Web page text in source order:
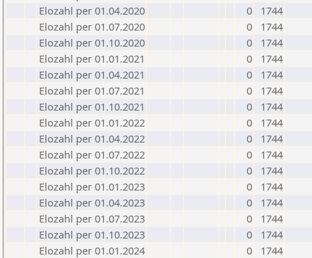
Elozahl per 01.04.2020
0
1744
Elozahl per 01.07.2020
0
1744
Elozahl per 01.10.2020
0
1744
Elozahl per 01.01.2021
0
1744
Elozahl per 01.04.2021
0
1744
Elozahl per 01.07.2021
0
1744
Elozahl per 01.10.2021
0
1744
Elozahl per 01.01.2022
0
1744
Elozahl per 01.04.2022
0
1744
Elozahl per 01.07.2022
0
1744
Elozahl per 01.10.2022
0
1744
Elozahl per 01.01.2023
0
1744
Elozahl per 01.04.2023
0
1744
Elozahl per 01.07.2023
0
1744
Elozahl per 01.10.2023
0
1744
Elozahl per 01.01.2024
0
1744